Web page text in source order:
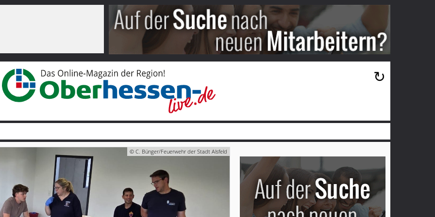
↻
© C. Bünger/Feuerwehr der Stadt Alsfeld